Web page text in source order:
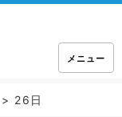
メニュー
> 26日